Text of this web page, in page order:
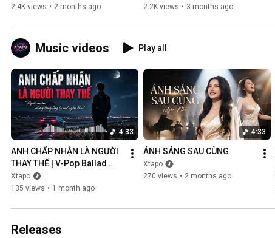
Club | Night Vibes Cực Cháy
2.4K views • 2 months ago
Nhẹ Nhàng
2.2K views • 3 months ago
Music videos Play all
4:33
ANH CHẤP NHẬN LÀ NGƯỜI
THAY THẾ | V-Pop Ballad
Buồn
Xtapo
135 views • 1 month ago
4:33
ÁNH SÁNG SAU CÙNG
Xtapo
270 views • 2 months ago
Releases